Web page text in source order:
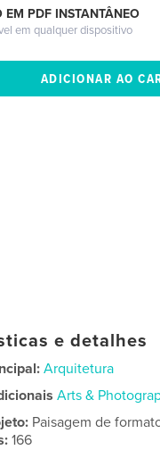
EM PDF INSTANTÂNEO
em qualquer dispositivo
e detalhes
Arquitetura
Arts &
Paisagem de
166